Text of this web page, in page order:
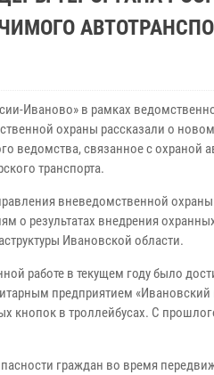
Иваново» в рамках
охраны рассказали о
ведомства, связанное с охраной
транспорта.
вневедомственной
о результатах внедрения
Ивановской области.
работе в текущем году было
предприятием «Ивановский
кнопок в троллейбусах. С
граждан во время